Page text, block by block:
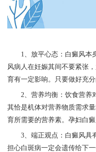
1、放平心态：白癜风本
风病人在妊娠其间不要紧张
育有一定影响。只要做好充
2、营养均衡：饮食营养
其恰是机体对营养物质需求
育所需要的营养素。孕妇白
3、端正观点：白癜风具
担心白斑病一定会遗传给下一